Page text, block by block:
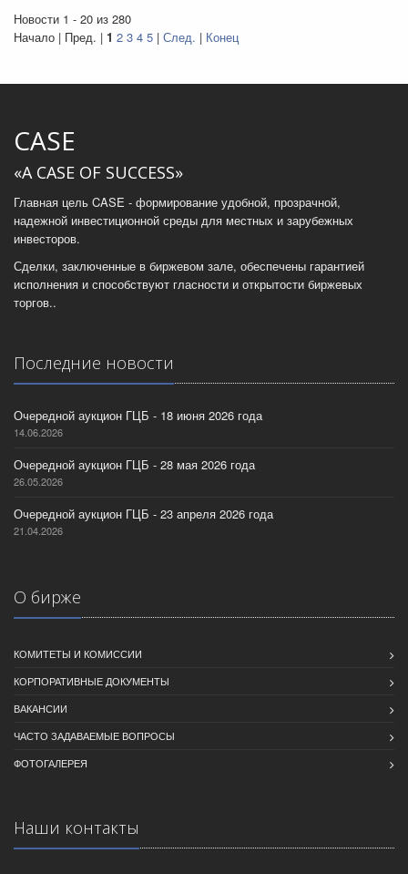
Новости 1 - 20 из 280
Начало | Пред. | 1 2 3 4 5 | След. | Конец
CASE
«A CASE OF SUCCESS»
Главная цель CASE - формирование удобной, прозрачной,
надежной инвестиционной среды для местных и зарубежных
инвесторов.
Сделки, заключенные в биржевом зале, обеспечены гарантией
исполнения и способствуют гласности и открытости биржевых
торгов..
Последние новости
Очередной аукцион ГЦБ - 18 июня 2026 года
14.06.2026
Очередной аукцион ГЦБ - 28 мая 2026 года
26.05.2026
Очередной аукцион ГЦБ - 23 апреля 2026 года
21.04.2026
О бирже
КОМИТЕТЫ И КОМИССИИ
КОРПОРАТИВНЫЕ ДОКУМЕНТЫ
ВАКАНСИИ
ЧАСТО ЗАДАВАЕМЫЕ ВОПРОСЫ
ФОТОГАЛЕРЕЯ
Наши контакты